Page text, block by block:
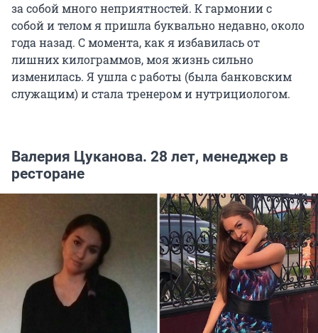
за собой много неприятностей. К гармонии с
собой и телом я пришла буквально недавно, около
года назад. С момента, как я избавилась от
лишних килограммов, моя жизнь сильно
изменилась. Я ушла с работы (была банковским
служащим) и стала тренером и нутрициологом.
Валерия Цуканова. 28 лет, менеджер в
ресторане